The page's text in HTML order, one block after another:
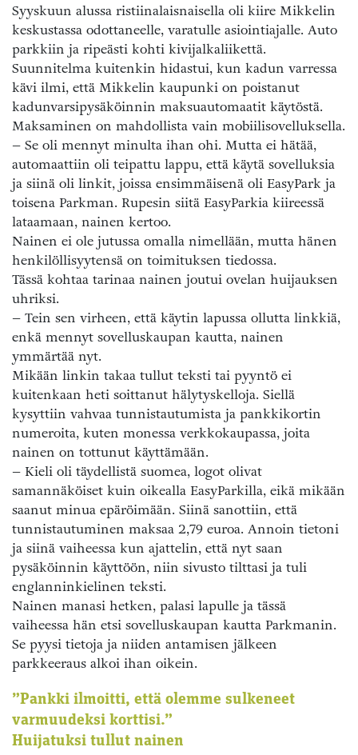
Syyskuun alussa ristiinalaisnaisella oli kiire Mikkelin
keskustassa odottaneelle, varatulle asiointiajalle. Auto
parkkiin ja ripeästi kohti kivijalkaliikettä.
Suunnitelma kuitenkin hidastui, kun kadun varressa
kävi ilmi, että Mikkelin kaupunki on poistanut
kadunvarsipysäköinnin maksuautomaatit käytöstä.
Maksaminen on mahdollista vain mobiilisovelluksella.
– Se oli mennyt minulta ihan ohi. Mutta ei hätää,
automaattiin oli teipattu lappu, että käytä sovelluksia
ja siinä oli linkit, joissa ensimmäisenä oli EasyPark ja
toisena Parkman. Rupesin siitä EasyParkia kiireessä
lataamaan, nainen kertoo.
Nainen ei ole jutussa omalla nimellään, mutta hänen
henkilöllisyytensä on toimituksen tiedossa.
Tässä kohtaa tarinaa nainen joutui ovelan huijauksen
uhriksi.
– Tein sen virheen, että käytin lapussa ollutta linkkiä,
enkä mennyt sovelluskaupan kautta, nainen
ymmärtää nyt.
Mikään linkin takaa tullut teksti tai pyyntö ei
kuitenkaan heti soittanut hälytyskelloja. Siellä
kysyttiin vahvaa tunnistautumista ja pankkikortin
numeroita, kuten monessa verkkokaupassa, joita
nainen on tottunut käyttämään.
– Kieli oli täydellistä suomea, logot olivat
samannäköiset kuin oikealla EasyParkilla, eikä mikään
saanut minua epäröimään. Siinä sanottiin, että
tunnistautuminen maksaa 2,79 euroa. Annoin tietoni
ja siinä vaiheessa kun ajattelin, että nyt saan
pysäköinnin käyttöön, niin sivusto tilttasi ja tuli
englanninkielinen teksti.
Nainen manasi hetken, palasi lapulle ja tässä
vaiheessa hän etsi sovelluskaupan kautta Parkmanin.
Se pyysi tietoja ja niiden antamisen jälkeen
parkkeeraus alkoi ihan oikein.
”Pankki ilmoitti, että olemme sulkeneet
varmuudeksi korttisi.”
Huijatuksi tullut nainen